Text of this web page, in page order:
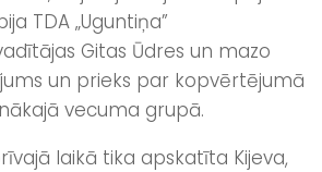
TDA „Uguntiņa”
Gitas Ūdres un mazo
un prieks par kopvērtējumā
vecuma grupā.
laikā tika apskatīta Kijeva,